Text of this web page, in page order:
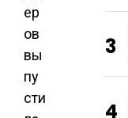
ер
ов
вы
пу
сти